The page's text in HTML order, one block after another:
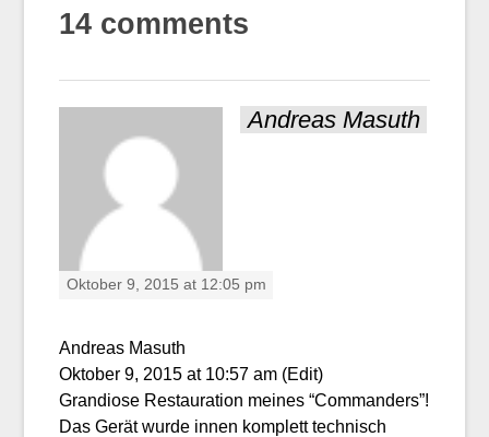
14 comments
Andreas Masuth
Oktober 9, 2015 at 12:05 pm
Andreas Masuth
Oktober 9, 2015 at 10:57 am (Edit)
Grandiose Restauration meines “Commanders”!
Das Gerät wurde innen komplett technisch